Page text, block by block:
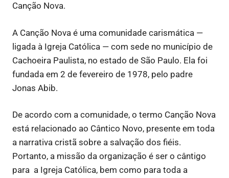
Canção Nova.
A Canção Nova é uma comunidade carismática —
ligada à Igreja Católica — com sede no município de
Cachoeira Paulista, no estado de São Paulo. Ela foi
fundada em 2 de fevereiro de 1978, pelo padre
Jonas Abib.
De acordo com a comunidade, o termo Canção Nova
está relacionado ao Cântico Novo, presente em toda
a narrativa cristã sobre a salvação dos fiéis.
Portanto, a missão da organização é ser o cântigo
para a Igreja Católica, bem como para toda a